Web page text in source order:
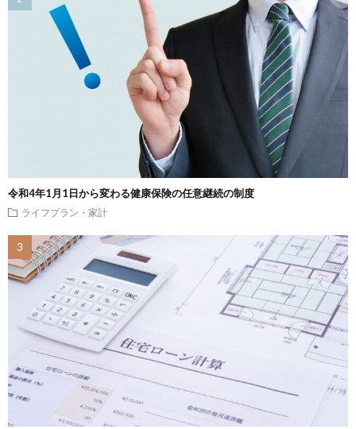
令和4年1月1日から変わる健康保険の任意継続の制度
ライフプラン・家計